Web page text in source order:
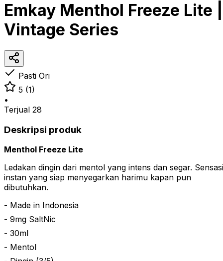
Emkay Menthol Freeze Lite |
Vintage Series
Pasti Ori
5 (1)
•
Terjual 28
Deskripsi produk
Menthol Freeze Lite
Ledakan dingin dari mentol yang intens dan segar. Sensasi
instan yang siap menyegarkan harimu kapan pun
dibutuhkan.
- Made in Indonesia
- 9mg SaltNic
- 30ml
- Mentol